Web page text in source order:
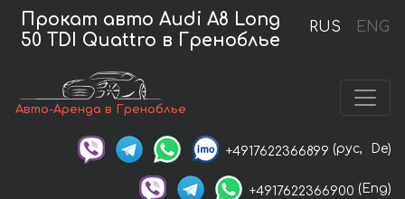
RUS ENG
Прокат авто Audi A8 Long
50 TDI Quattro в Греноблье
Авто-Аренда в Греноблье
+4917622366899 (рус, De)
+4917622366900 (Eng)